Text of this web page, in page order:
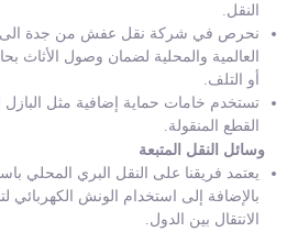
النقل.
نحرص في شركة نقل عفش من جدة الى قطر
العالمية والمحلية لضمان وصول الأثاث
أو التلف.
تستخدم خامات حماية إضافية مثل البازل
القطع المنقولة.
وسائل النقل المتبعة
يعتمد فريقنا على النقل البري المحلي
بالإضافة إلى استخدام الونش الكهربائي
الانتقال بين الدول.